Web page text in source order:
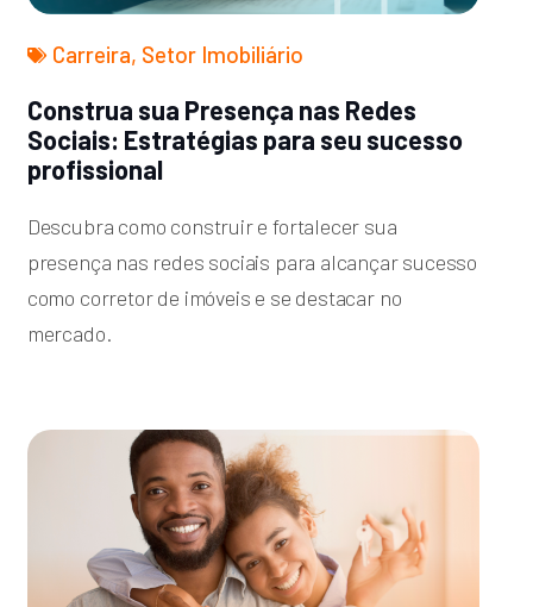
Carreira, Setor Imobiliário
Construa sua Presença nas Redes
Sociais: Estratégias para seu sucesso
profissional
Descubra como construir e fortalecer sua
presença nas redes sociais para alcançar sucesso
como corretor de imóveis e se destacar no
mercado.